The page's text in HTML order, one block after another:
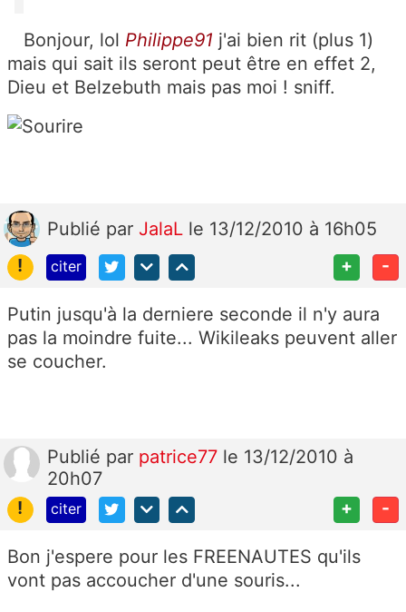
Bonjour, lol Philippe91 j'ai bien rit (plus 1)
mais qui sait ils seront peut être en effet 2,
Dieu et Belzebuth mais pas moi ! sniff.
Publié par JalaL le 13/12/2010 à 16h05
!
citer + -
Putin jusqu'à la derniere seconde il n'y aura
pas la moindre fuite... Wikileaks peuvent aller
se coucher.
Publié par patrice77 le 13/12/2010 à
20h07
!
citer + -
Bon j'espere pour les FREENAUTES qu'ils
vont pas accoucher d'une souris...